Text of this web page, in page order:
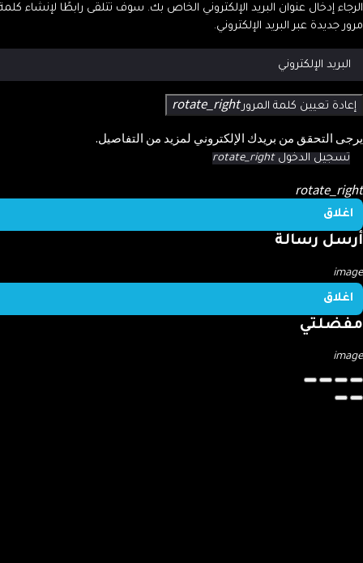
إدخال عنوان البريد الإلكتروني الخاص بك. سوف تتلقى رابطًا لإنشاء كلمة
جديدة عبر البريد الإلكتروني.
إعادة تعيين كلمة المرور rotate_right
التحقق من بريدك الإلكتروني لمزيد من التفاصيل.
تسجيل الدخول rotate_right
اغلاق
رسالة
اغلاق